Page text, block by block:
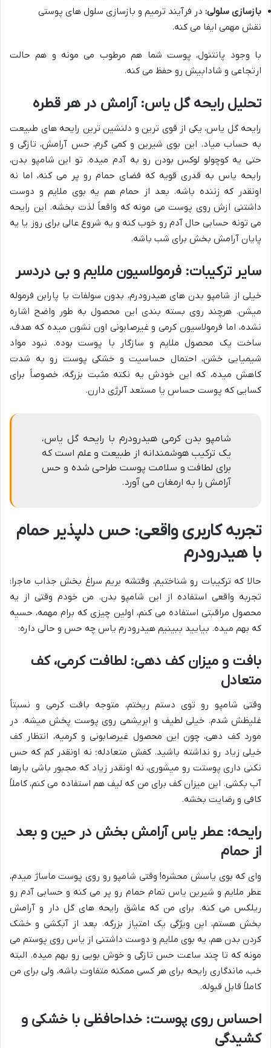
بازسازی سلولی: در فرآیند ترمیم و بازسازی سلول های پوستی
نقش مهمی ایفا می کنه.
با وجود پانتنول، پوست شما هم مرطوب می مونه و هم حالت
ارتجاعی و شادابیش رو حفظ می کنه.
تحلیل رایحه گل یاس: آرامش در هر قطره
رایحه گل یاس، یکی از قوی ترین و دلنشین ترین رایحه های طبیعت
به حساب میاد. این بوی شیرین و کمی گرم، حس آرامش، تازگی و
حتی یه کوچولو لوکس بودن رو به آدم میده. تو این شامپو بدن،
رایحه یاس به قدری قویه که فضای حمام رو پر می کنه، اما نه
اونقدر که زننده باشه. بعد از حمام هم یه بوی ملایم و دوست
داشتنی ازش روی پوست می مونه که واقعاً لذت بخشه. این رایحه
می تونه حسابی حال آدم رو خوب کنه و یه شروع عالی برای روز یا یه
پایان آرامش بخش برای شب باشه.
سایر ترکیبات: فرمولاسیون ملایم و بی دردسر
خیلی از شامپو بدن های هیدرودرم، بدون سولفات یا پارابن فرموله
میشن. هرچند روی بسته بندی این محصول به طور واضح اشاره
نشده، اما فرمولاسیون کرمی و غیرصابونی اون نشون میده که هدف،
ساخت یک محصول ملایم و سازگار با پوست بوده. نبود مواد
شیمیایی خشن، احتمال حساسیت و خشکی پوست رو به شدت
کاهش میده، که این خودش یه نکته مثبت بزرگه، خصوصاً برای
کسایی که پوست حساس یا مستعد آلرژی دارن.
شامپو بدن کرمی هیدرودرم با رایحه گل یاس،
یک ترکیب هوشمندانه از طبیعت و علم است که
برای لطافت و سلامت پوست طراحی شده و حس
آرامش را به ارمغان می آورد.
تجربه کاربری واقعی: حس دلپذیر حمام
با هیدرودرم
حالا که ترکیبات رو شناختیم، وقتشه بریم سراغ بخش جذاب ماجرا:
تجربه واقعی استفاده از این شامپو بدن. من خودم وقتی از یه
محصول مراقبتی استفاده می کنم، اولین چیزی که برام مهمه، حسیه
که بهم میده. بیایید ببینیم هیدرودرم یاس چه حس و حالی داره:
بافت و میزان کف دهی: لطافت کرمی، کف
متعادل
وقتی شامپو رو توی دستم ریختم، متوجه بافت کرمی و نسبتاً
غلیظش شدم. خیلی لطیف و ابریشمی روی پوست پخش میشه. در
مورد کف دهی، چون این محصول غیرصابونی و کرمیه، انتظار کف
خیلی زیاد رو نداشته باشید. کفش متعادله؛ نه اونقدر کم که حس
نکنی داری پوستت رو میشوری، نه اونقدر زیاد که مجبور باشی بارها
آب بکشی. این میزان کف برای من که لیف هم استفاده می کنم، کاملاً
کافی و رضایت بخشه.
رایحه: عطر یاس آرامش بخش در حین و بعد
از حمام
وای که بوی یاسش محشره! وقتی شامپو رو روی پوست ماساژ میدم،
عطر ملایم و شیرین یاس تمام حمام رو پر می کنه و حسابی آدم رو
ریلکس می کنه. برای من که عاشق رایحه های گل دار و آرامش
بخش هستم، این ویژگی یک امتیاز بزرگه. بعد از آبکشی و خشک
کردن بدن هم، یه بوی ملایم و دوست داشتنی از یاس روی پوستم می
مونه که تا چند ساعت حس تازگی و خوش بویی رو بهم میده. البته
خب، ماندگاری رایحه برای هر کسی ممکنه متفاوت باشه، ولی برای من
کاملاً قابل قبوله.
احساس روی پوست: خداحافظی با خشکی و
کشیدگی